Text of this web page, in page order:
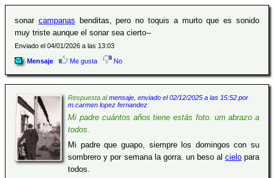
sonar campanas benditas, pero no toquis a murto que es sonido
muy triste aunque el sonar sea cierto--
Enviado el 04/01/2026 a las 13:03
Mensaje Me gusta No
Respuesta almensaje, enviado el 02/12/2025 a las 15:52 por
m.carmen lopez fernandez:
Mi padre cuántos años tiene estás foto. um abrazo a
todos.
Mi padre que guapo, siempre los domingos con su
sombrero y por semana la gorra. un beso al cielopara
todos.